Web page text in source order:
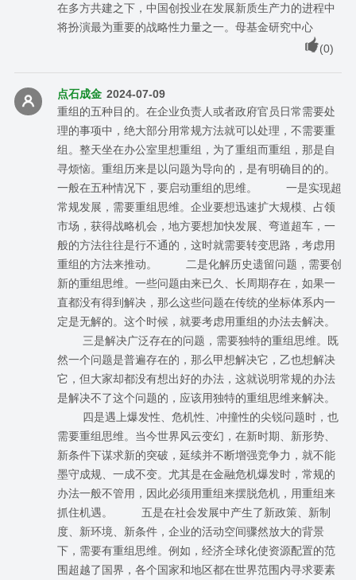
在多方共建之下，中国创投业在发展新质生产力的进程中
将扮演最为重要的战略性力量之一。母基金研究中心
(0)
点石成金 2024-07-09
重组的五种目的。在企业负责人或者政府官员日常需要处
理的事项中，绝大部分用常规方法就可以处理，不需要重
组。整天坐在办公室里想重组，为了重组而重组，那是自
寻烦恼。重组历来是以问题为导向的，是有明确目的的。
一般在五种情况下，要启动重组的思维。 一是实现超
常规发展，需要重组思维。企业要想迅速扩大规模、占领
市场，获得战略机会，地方要想加快发展、弯道超车，一
般的方法往往是行不通的，这时就需要转变思路，考虑用
重组的方法来推动。 二是化解历史遗留问题，需要创
新的重组思维。一些问题由来已久、长周期存在，如果一
直都没有得到解决，那么这些问题在传统的坐标体系内一
定是无解的。这个时候，就要考虑用重组的办法去解决。
三是解决广泛存在的问题，需要独特的重组思维。既
然一个问题是普遍存在的，那么甲想解决它，乙也想解决
它，但大家却都没有想出好的办法，这就说明常规的办法
是解决不了这个问题的，应该用独特的重组思维来解决。
四是遇上爆发性、危机性、冲撞性的尖锐问题时，也
需要重组思维。当今世界风云变幻，在新时期、新形势、
新条件下谋求新的突破，延续并不断增强竞争力，就不能
墨守成规、一成不变。尤其是在金融危机爆发时，常规的
办法一般不管用，因此必须用重组来摆脱危机，用重组来
抓住机遇。 五是在社会发展中产生了新政策、新制
度、新环境、新条件，企业的活动空间骤然放大的背景
下，需要有重组思维。例如，经济全球化使资源配置的范
围超越了国界，各个国家和地区都在世界范围内寻求要素